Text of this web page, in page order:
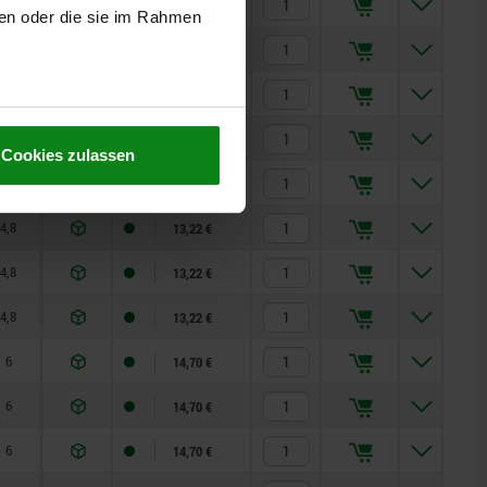
oder die sie im Rahmen
Cookies zulassen
15
15
35
35
4,8 10 — 35
13,22 €
4,8 10 35
13,22 €
4,8 10 35
13,22 €
4,8 10 35
13,22 €
6 12 60
14,70 €
6 12 60
14,70 €
6 12 60
14,70 €